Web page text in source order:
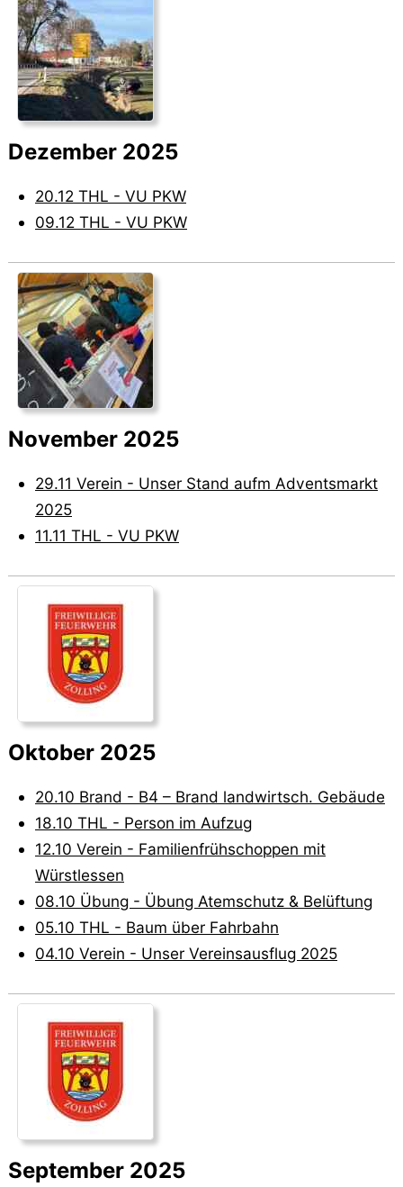
Dezember 2025
20.12 THL - VU PKW
09.12 THL - VU PKW
November 2025
29.11 Verein - Unser Stand aufm Adventsmarkt
2025
11.11 THL - VU PKW
Oktober 2025
20.10 Brand - B4 – Brand landwirtsch. Gebäude
18.10 THL - Person im Aufzug
12.10 Verein - Familienfrühschoppen mit
Würstlessen
08.10 Übung - Übung Atemschutz & Belüftung
05.10 THL - Baum über Fahrbahn
04.10 Verein - Unser Vereinsausflug 2025
September 2025